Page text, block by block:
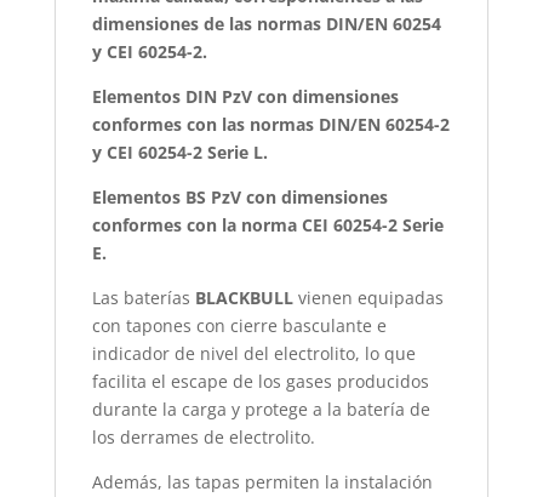
dimensiones de las normas DIN/EN 60254
y CEI 60254-2.
Elementos DIN PzV con dimensiones
conformes con las normas DIN/EN 60254-2
y CEI 60254-2 Serie L.
Elementos BS PzV con dimensiones
conformes con la norma CEI 60254-2 Serie
E.
Las baterías BLACKBULLvienen equipadas
con tapones con cierre basculante e
indicador de nivel del electrolito, lo que
facilita el escape de los gases producidos
durante la carga y protege a la batería de
los derrames de electrolito.
Además, las tapas permiten la instalación